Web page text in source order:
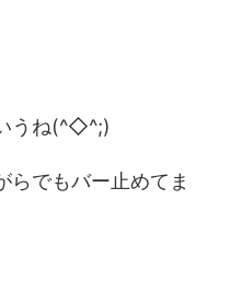
うね(^◇^;)
らでもバー止めてま